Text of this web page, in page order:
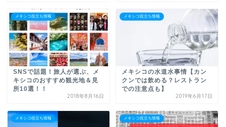
メキシコ役立ち情報
SNSで話題！旅人が選ぶ、メ
キシコのおすすめ観光地＆見
所10選！！
2018年8月16日
メキシコ役立ち情報
メキシコの水道水事情【カン
クンでは飲める？レストラン
での注意点も】
2019年6月17日
メキシコ役立ち情報 メキシコ役立ち情報